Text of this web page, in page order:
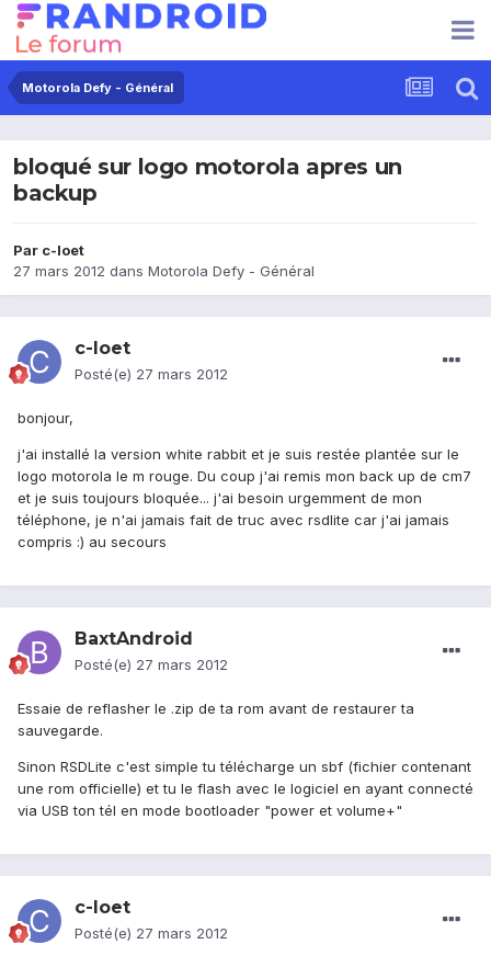
Motorola Defy - Général
bloqué sur logo motorola apres un
backup
Par c-loet
27 mars 2012 dans Motorola Defy - Général
c-loet
Posté(e) 27 mars 2012
bonjour,
j'ai installé la version white rabbit et je suis restée plantée sur le
logo motorola le m rouge. Du coup j'ai remis mon back up de cm7
et je suis toujours bloquée... j'ai besoin urgemment de mon
téléphone, je n'ai jamais fait de truc avec rsdlite car j'ai jamais
compris :) au secours
BaxtAndroid
Posté(e) 27 mars 2012
Essaie de reflasher le .zip de ta rom avant de restaurer ta
sauvegarde.
Sinon RSDLite c'est simple tu télécharge un sbf (fichier contenant
une rom officielle) et tu le flash avec le logiciel en ayant connecté
via USB ton tél en mode bootloader "power et volume+"
c-loet
Posté(e) 27 mars 2012